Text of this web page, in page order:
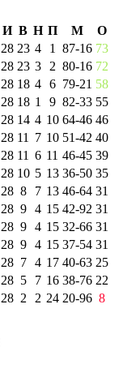
И В Н П М
О
28 23 4 1 87-16 73
28 23 3 2 80-16 72
28 18 4 6 79-21 58
28 18 1 9 82-33 55
28 14 4 10 64-46 46
28 11 7 10 51-42 40
28 11 6 11 46-45 39
28 10 5 13 36-50 35
28 8 7 13 46-64 31
28 9 4 15 42-92 31
28 9 4 15 32-66 31
28 9 4 15 37-54 31
28 7 4 17 40-63 25
28 5 7 16 38-76 22
28 2 2 24 20-96 8